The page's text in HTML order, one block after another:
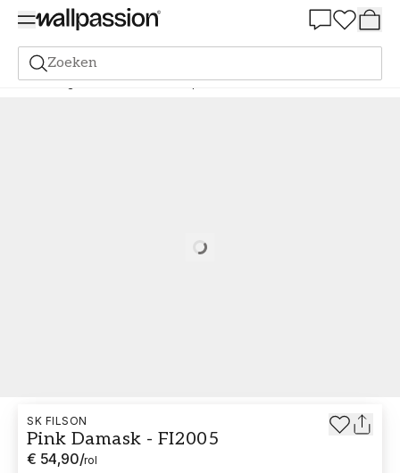
Zoeken
Behang Merk SK Filson Tempus Pink Damask - FI2005
Loading…
SK FILSON
Pink Damask - FI2005
€ 54,90/rol